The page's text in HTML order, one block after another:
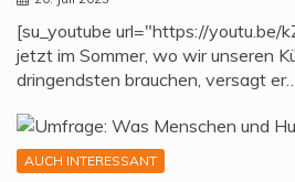
[su_youtube url="https://youtu.be/
jetzt im Sommer, wo wir unseren
dringendsten brauchen, versagt er…
AUCH INTERESSANT